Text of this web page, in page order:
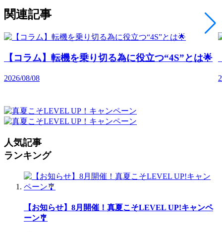
関連記事
【コラム】転機を乗り切る為に役立つ“4S”とは🌟
2026/08/08
人気記事
ランキング
【お知らせ】8月開催！真夏こそLEVEL UP!キャンペ
ーン🎐